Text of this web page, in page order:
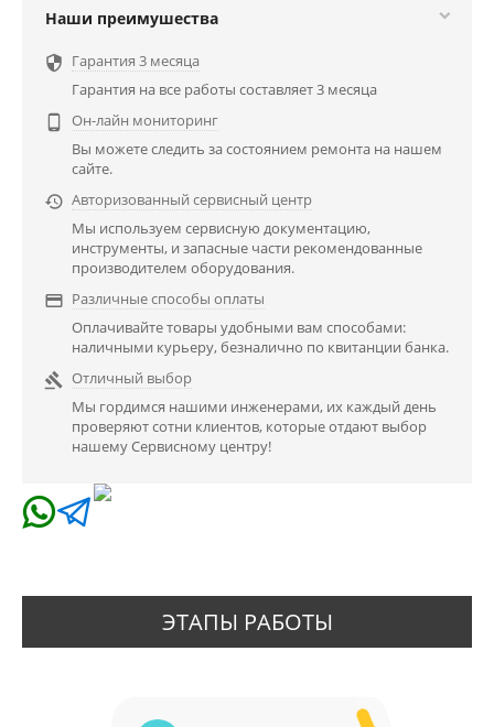
Наши преимушества
 Гарантия 3 месяца
Гарантия на все работы составляет 3 месяца

Он-лайн мониторинг
Вы можете следить за состоянием ремонта на нашем
сайте.
 Авторизованный сервисный центр
Мы используем сервисную документацию,
инструменты, и запасные части рекомендованные
производителем оборудования.
 Различные способы оплаты
Оплачивайте товары удобными вам способами:
наличными курьеру, безналично по квитанции банка.
 Отличный выбор
Мы гордимся нашими инженерами, их каждый день
проверяют сотни клиентов, которые отдают выбор
нашему Сервисному центру!
ЭТАПЫ РАБОТЫ